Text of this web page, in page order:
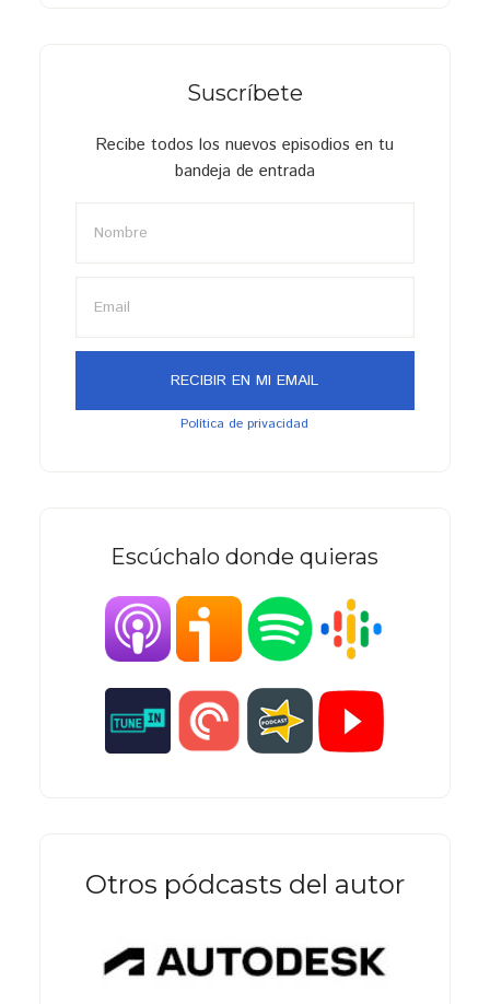
Suscríbete
Recibe todos los nuevos episodios en tu
bandeja de entrada
Política de privacidad
Escúchalo donde quieras
Otros pódcasts del autor